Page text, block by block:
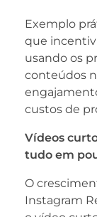
Exemplo
que
usando os
conteúdos
custos de
Vídeos
tudo em
O
Instagram